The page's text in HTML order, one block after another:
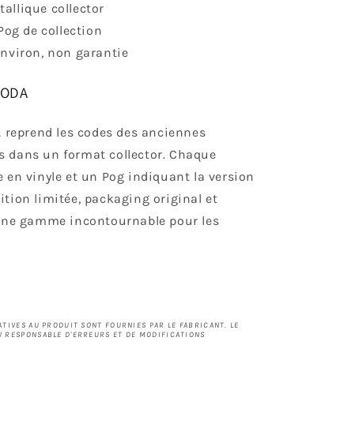
collector
de collection
non garantie
reprend les codes des anciennes
dans un format collector. Chaque
vinyle et un Pog indiquant la version
limitée, packaging original et
gamme incontournable pour les
AU PRODUIT SONT FOURNIES PAR LE FABRICANT. LE
D'ERREURS ET DE MODIFICATIONS